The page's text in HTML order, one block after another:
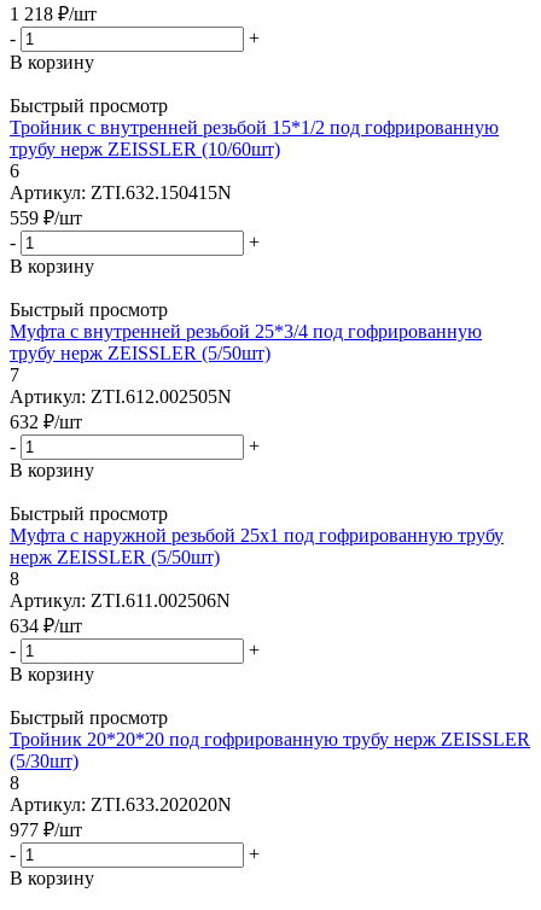
1 218 ₽/шт
-
+
В корзину
Быстрый просмотр
Тройник с внутренней резьбой 15*1/2 под гофрированную
трубу нерж ZEISSLER (10/60шт)
6
Артикул: ZTI.632.150415N
559 ₽/шт
-
+
В корзину
Быстрый просмотр
Муфта с внутренней резьбой 25*3/4 под гофрированную
трубу нерж ZEISSLER (5/50шт)
7
Артикул: ZTI.612.002505N
632 ₽/шт
-
+
В корзину
Быстрый просмотр
Муфта с наружной резьбой 25х1 под гофрированную трубу
нерж ZEISSLER (5/50шт)
8
Артикул: ZTI.611.002506N
634 ₽/шт
-
+
В корзину
Быстрый просмотр
Тройник 20*20*20 под гофрированную трубу нерж ZEISSLER
(5/30шт)
8
Артикул: ZTI.633.202020N
977 ₽/шт
-
+
В корзину